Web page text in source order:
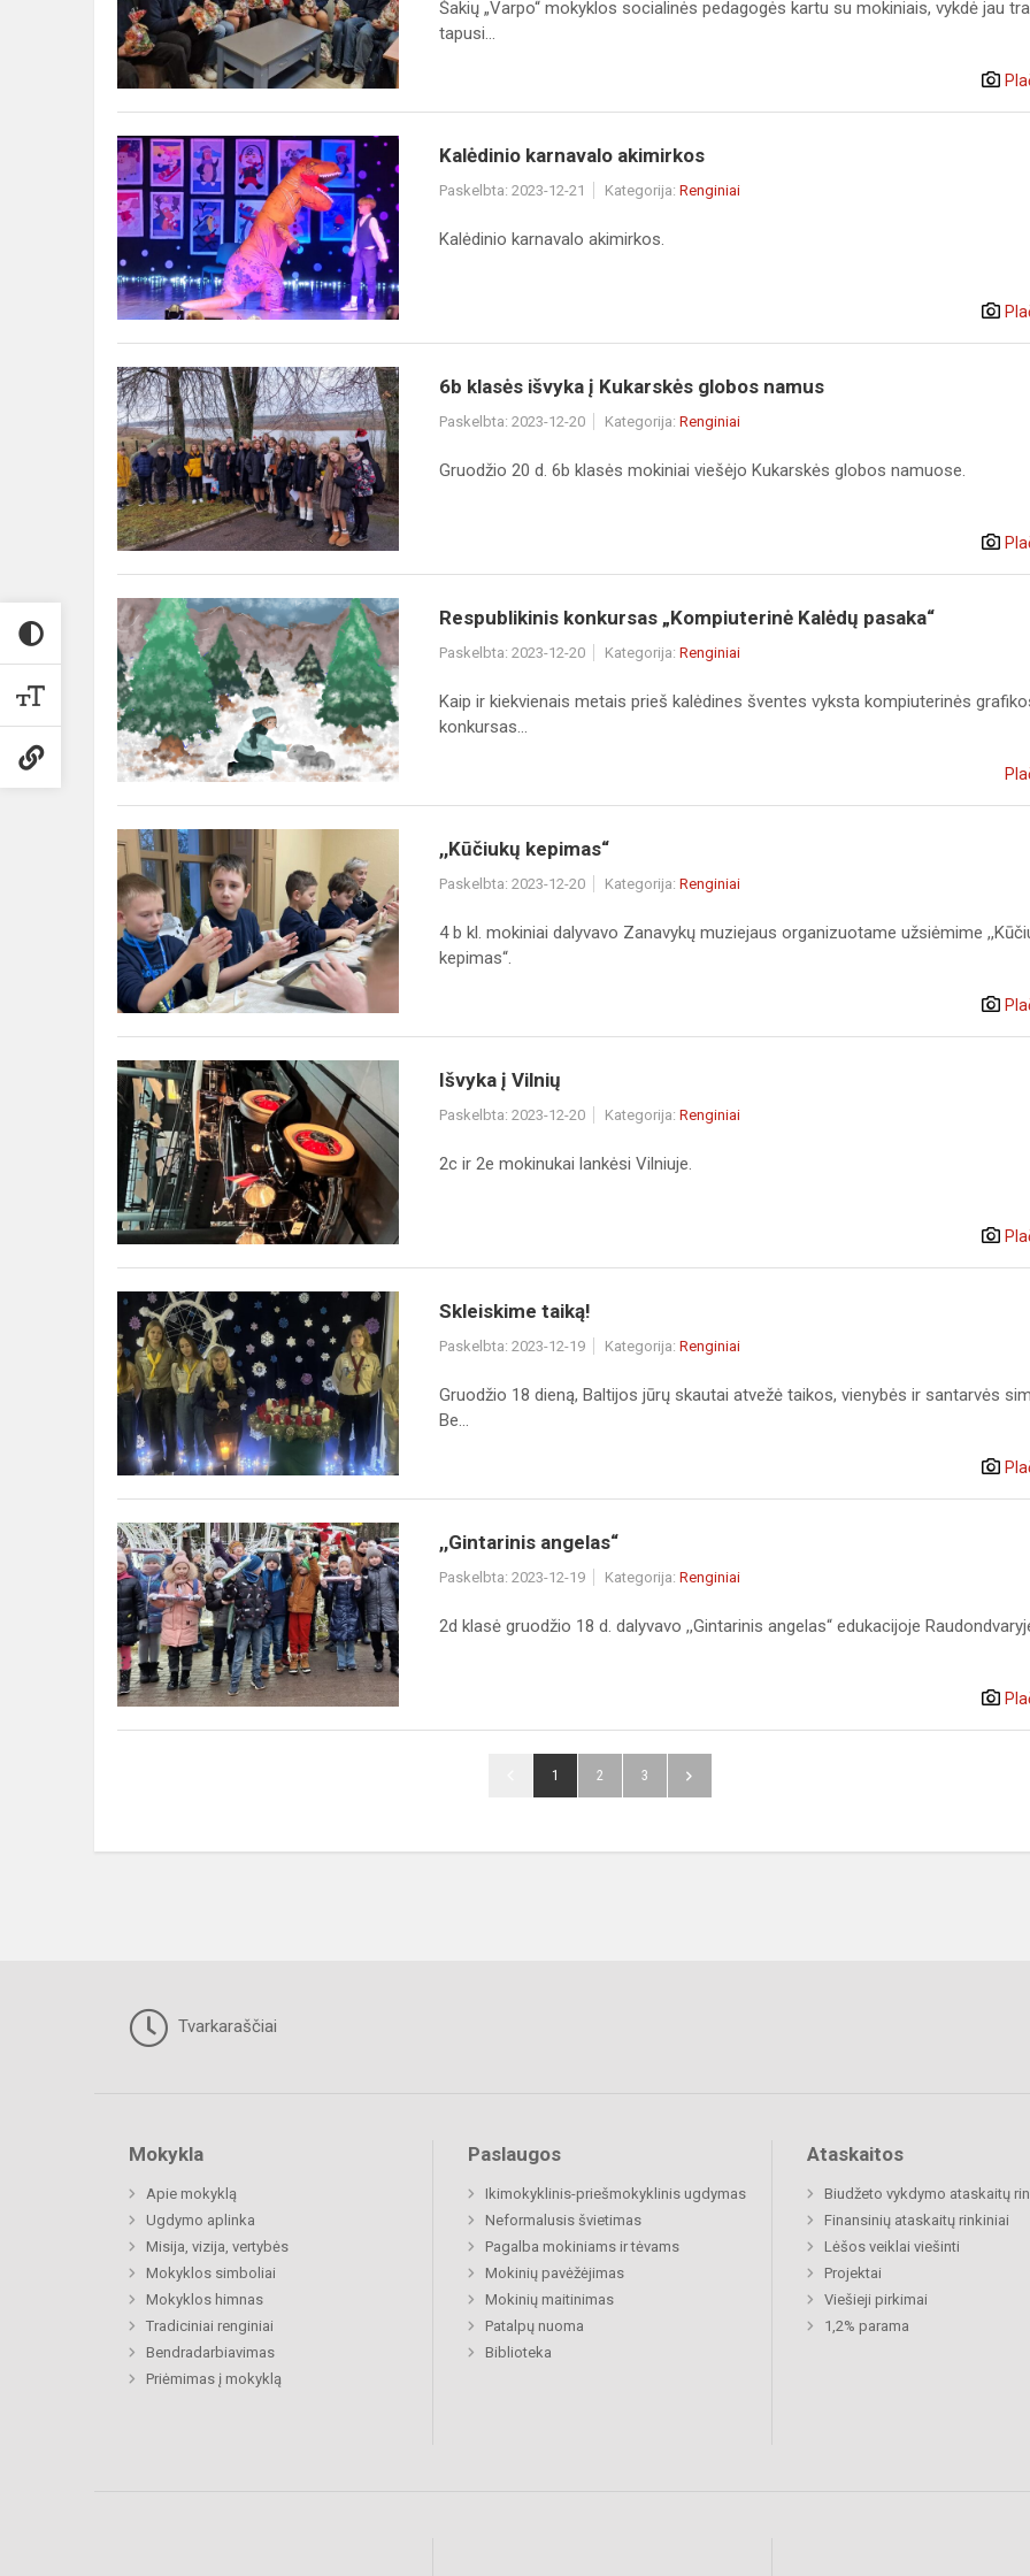
Šakių „Varpo“ mokyklos socialinės pedagogės kartu su mokiniais, vykdė jau
tapusi...
Kalėdinio
karnavalo
akimirkos
Kalėdinio karnavalo akimirkos
Paskelbta: 2023-12-21 Kategorija: Renginiai
Kalėdinio karnavalo akimirkos.
6b
klasės
išvyka
į
Kukarskės
globos
namus
6b klasės išvyka į Kukarskės globos namus
Paskelbta: 2023-12-20 Kategorija: Renginiai
Gruodžio 20 d. 6b klasės mokiniai viešėjo Kukarskės globos namuose.
Respublikinis
konkursas
„Kompiuterinė
Kalėdų
pasaka“
Respublikinis konkursas „Kompiuterinė Kalėdų pasaka“
Paskelbta: 2023-12-20 Kategorija: Renginiai
Kaip ir kiekvienais metais prieš kalėdines šventes vyksta kompiuterinės
konkursas...
,,Kūčiukų
kepimas“
,,Kūčiukų kepimas“
Paskelbta: 2023-12-20 Kategorija: Renginiai
4 b kl. mokiniai dalyvavo Zanavykų muziejaus organizuotame užsiėmime
kepimas“.
Išvyka
į
Vilnių
Išvyka į Vilnių
Paskelbta: 2023-12-20 Kategorija: Renginiai
2c ir 2e mokinukai lankėsi Vilniuje.
Skleiskime
taiką!
Skleiskime taiką!
Paskelbta: 2023-12-19 Kategorija: Renginiai
Gruodžio 18 dieną, Baltijos jūrų skautai atvežė taikos, vienybės ir santarvės
Be...
,,Gintarinis
angelas“
,,Gintarinis angelas“
Paskelbta: 2023-12-19 Kategorija: Renginiai
2d klasė gruodžio 18 d. dalyvavo ,,Gintarinis angelas“ edukacijoje
1 2 3
Tvarkaraščiai
Mokykla
Apie mokyklą
Ugdymo aplinka
Misija, vizija, vertybės
Mokyklos simboliai
Mokyklos himnas
Tradiciniai renginiai
Bendradarbiavimas
Priėmimas į mokyklą
Paslaugos
Ikimokyklinis-priešmokyklinis ugdymas
Neformalusis švietimas
Pagalba mokiniams ir tėvams
Mokinių pavėžėjimas
Mokinių maitinimas
Patalpų nuoma
Biblioteka
Ataskaitos
Biudžeto vykdymo ataskaitų
Finansinių ataskaitų rinkiniai
Lėšos veiklai viešinti
Projektai
Viešieji pirkimai
1,2% parama